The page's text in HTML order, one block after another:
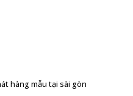
hàng mẫu tại sài gòn